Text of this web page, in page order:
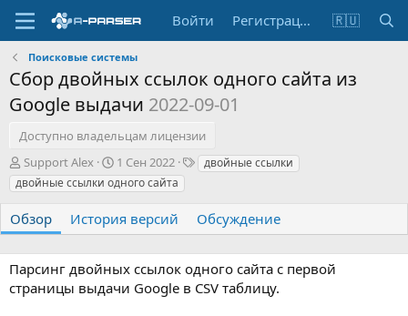
Войти Регистрация 🇷🇺
Поисковые системы
Сбор двойных ссылок одного сайта из
Google выдачи 2022-09-01
Доступно владельцам лицензии
А
в
т
о
р
Support Alex
Д
а
т
с
д
а
1 Сен 2022
Т двойные ссылки
двойные ссылки одного сайта
Обзор История версий Обсуждение
Парсинг двойных ссылок одного сайта с первой
страницы выдачи Google в CSV таблицу.